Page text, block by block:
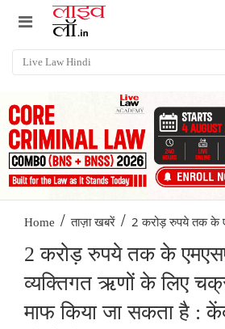
Home / ताज़ा खबरें / 2 करोड़ रुपये तक
2 करोड़ रुपये तक के
व्यक्तिगत ऋणों के लिए
माफ किया जा सकता है :